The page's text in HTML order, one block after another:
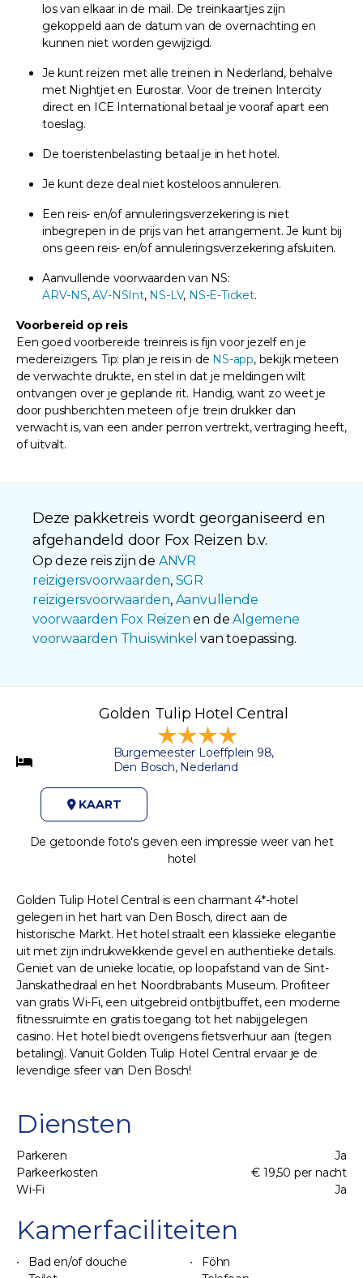
los van elkaar in de mail. De treinkaartjes zijn
gekoppeld aan de datum van de overnachting en
kunnen niet worden gewijzigd.
Je kunt reizen met alle treinen in Nederland, behalve
met Nightjet en Eurostar. Voor de treinen Intercity
direct en ICE International betaal je vooraf apart een
toeslag.
De toeristenbelasting betaal je in het hotel.
Je kunt deze deal niet kosteloos annuleren.
Een reis- en/of annuleringsverzekering is niet
inbegrepen in de prijs van het arrangement. Je kunt bij
ons geen reis- en/of annuleringsverzekering afsluiten.
Aanvullende voorwaarden van NS:
ARV-NS,AV-NSInt, NS-LV, NS-E-Ticket.
Voorbereid op reis
Een goed voorbereide treinreis is fijn voor jezelf en je
medereizigers. Tip: plan je reis in de NS-app, bekijk meteen
de verwachte drukte, en stel in dat je meldingen wilt
ontvangen over je geplande rit. Handig, want zo weet je
door pushberichten meteen of je trein drukker dan
verwacht is, van een ander perron vertrekt, vertraging heeft,
of uitvalt.
Deze pakketreis wordt georganiseerd en
afgehandeld door Fox Reizen b.v.
Op deze reis zijn de ANVR
reizigersvoorwaarden, SGR
reizigersvoorwaarden, Aanvullende
voorwaarden Fox Reizen en deAlgemene
voorwaarden Thuiswinkel van toepassing.
Golden Tulip Hotel Central
Burgemeester Loeffplein 98,
Den Bosch, Nederland
KAART
De getoonde foto's geven een impressie weer van het
hotel
Golden Tulip Hotel Central is een charmant 4*-hotel
gelegen in het hart van Den Bosch, direct aan de
historische Markt. Het hotel straalt een klassieke elegantie
uit met zijn indrukwekkende gevel en authentieke details.
Geniet van de unieke locatie, op loopafstand van de Sint-
Janskathedraal en het Noordbrabants Museum. Profiteer
van gratis Wi-Fi, een uitgebreid ontbijtbuffet, een moderne
fitnessruimte en gratis toegang tot het nabijgelegen
casino. Het hotel biedt overigens fietsverhuur aan (tegen
betaling). Vanuit Golden Tulip Hotel Central ervaar je de
levendige sfeer van Den Bosch!
Diensten
Parkeren
Ja
Parkeerkosten
€ 19,50 per nacht
Wi-Fi
Ja
Kamerfaciliteiten
Bad en/of douche
Föhn